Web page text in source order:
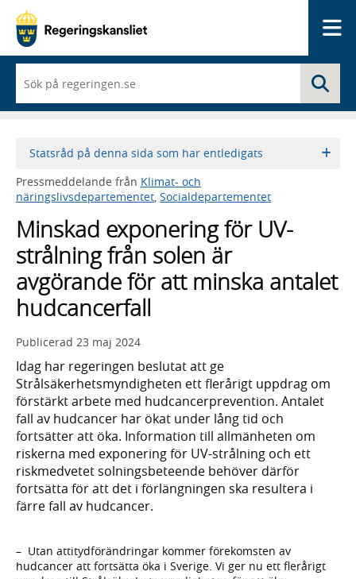
du
börjar
skriva
framträder
lista
med
sökförslag
Statsråd på denna sida som har entledigats
Pressmeddelande från Klimat- och
näringslivsdepartementet Socialdepartementet
Minskad exponering för UV-
strålning från solen är
avgörande för att minska antalet
hudcancerfall
Publicerad 23 maj 2024
Idag har regeringen beslutat att ge
Strålsäkerhetsmyndigheten ett flerårigt uppdrag om
förstärkt arbete med hudcancerprevention. Antalet
fall av hudcancer har ökat under lång tid och
fortsätter att öka. Information till allmänheten om
riskerna med exponering för UV-strålning och ett
riskmedvetet solningsbeteende behöver därför
fortsätta för att det i förlängningen ska resultera i
färre fall av hudcancer.
– Utan attitydförändringar kommer förekomsten av
hudcancer att fortsätta öka i Sverige. Vi ger nu ett flerårigt